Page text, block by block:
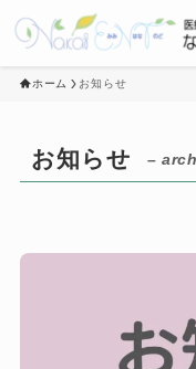
ホーム お知らせ
お知らせ –